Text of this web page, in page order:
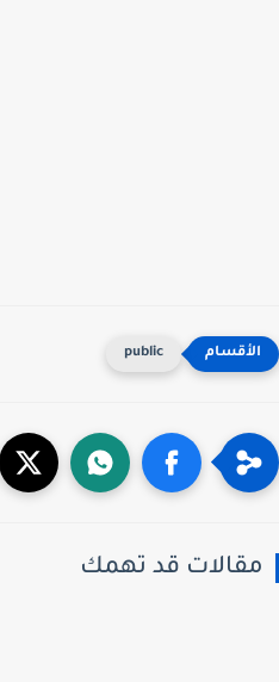
public
قد تهمك